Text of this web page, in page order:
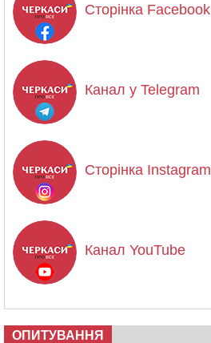
Сторінка Facebook
Канал у Telegram
Сторінка Instagram
Канал YouTube
ОПИТУВАННЯ